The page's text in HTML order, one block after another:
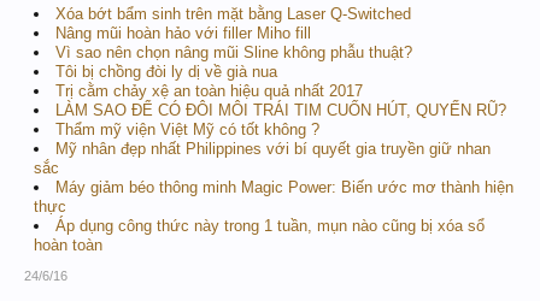
Xóa bớt bẩm sinh trên mặt bằng Laser Q-Switched
Nâng mũi hoàn hảo với filler Miho fill
Vì sao nên chọn nâng mũi Sline không phẫu thuật?
Tôi bị chồng đòi ly dị về già nua
Trị cằm chảy xệ an toàn hiệu quả nhất 2017
LÀM SAO ĐỂ CÓ ĐÔI MÔI TRÁI TIM CUỐN HÚT, QUYẾN RŨ?
Thẩm mỹ viện Việt Mỹ có tốt không ?
Mỹ nhân đẹp nhất Philippines với bí quyết gia truyền giữ nhan
sắc
Máy giảm béo thông minh Magic Power: Biến ước mơ thành hiện
thực
Áp dụng công thức này trong 1 tuần, mụn nào cũng bị xóa sổ
hoàn toàn
24/6/16